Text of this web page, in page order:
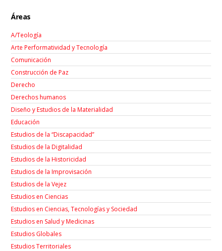
Áreas
A/Teología
Arte Performatividad y Tecnología
Comunicación
Construcción de Paz
Derecho
Derechos humanos
Diseño y Estudios de la Materialidad
Educación
Estudios de la “Discapacidad”
Estudios de la Digitalidad
Estudios de la Historicidad
Estudios de la Improvisación
Estudios de la Vejez
Estudios en Ciencias
Estudios en Ciencias, Tecnologías y Sociedad
Estudios en Salud y Medicinas
Estudios Globales
Estudios Territoriales